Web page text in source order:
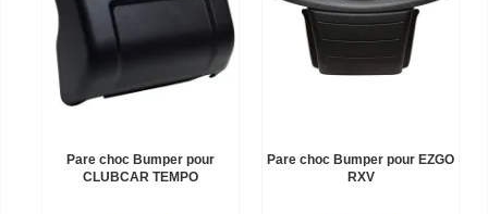
Pare choc Bumper pour
CLUBCAR TEMPO
Pare choc Bumper pour EZGO
RXV